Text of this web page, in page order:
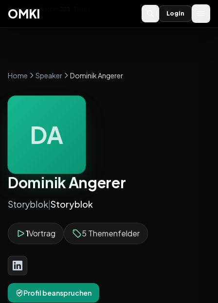
OMKI 2027
OMKI Login
Home Speaker Dominik Angerer
DA
Dominik Angerer
Storyblok|Storyblok
1Vortrag 5 Themenfelder
Profil beanspruchen